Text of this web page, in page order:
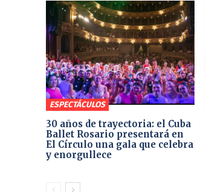
ESPECTÁCULOS
30 años de trayectoria: el Cuba
Ballet Rosario presentará en
El Círculo una gala que celebra
y enorgullece